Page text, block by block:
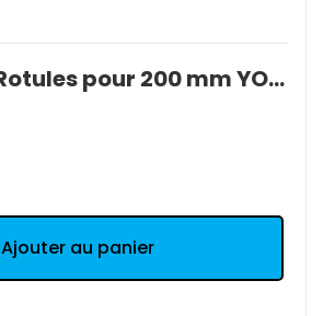
ZE-008BW/Rotules pour 200 mm YOKOMO GT4 (x2) OCCASION.
Ajouter au panier